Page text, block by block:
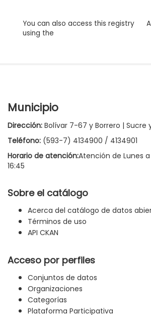
You can also access this registry
using the
Municipio
Dirección: Bolívar 7-67 y Borrero | Sucre
Teléfono: (593-7) 4134900 / 4134901
Horario de atención:Atención de Lunes
16:45
Sobre el catálogo
Acerca del catálogo de datos
Términos de uso
API CKAN
Acceso por perfiles
Conjuntos de datos
Organizaciones
Categorías
Plataforma Participativa